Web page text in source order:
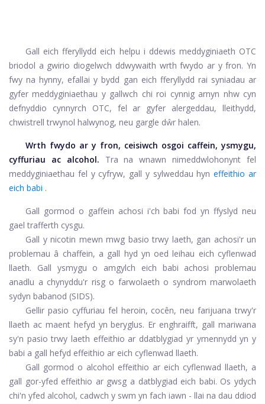
Gall eich fferyllydd eich helpu i ddewis meddyginiaeth OTC
briodol a gwirio diogelwch ddwywaith wrth fwydo ar y fron. Yn
fwy na hynny, efallai y bydd gan eich fferyllydd rai syniadau ar
gyfer meddyginiaethau y gallwch chi roi cynnig arnyn nhw cyn
defnyddio cynnyrch OTC, fel ar gyfer alergeddau, lleithydd,
chwistrell trwynol halwynog, neu gargle dŵr halen.
Wrth fwydo ar y fron, ceisiwch osgoi caffein, ysmygu,
cyffuriau ac alcohol.
Tra na wnawn nimeddwlohonynt fel
meddyginiaethau fel y cyfryw, gall y sylweddau hyn effeithio ar
eich babi .
Gall gormod o gaffein achosi i'ch babi fod yn ffyslyd neu
gael trafferth cysgu.
Gall y nicotin mewn mwg basio trwy laeth, gan achosi'r un
problemau â chaffein, a gall hyd yn oed leihau eich cyflenwad
llaeth. Gall ysmygu o amgylch eich babi achosi problemau
anadlu a chynyddu'r risg o farwolaeth o syndrom marwolaeth
sydyn babanod (SIDS).
Gellir pasio cyffuriau fel heroin, cocên, neu farijuana trwy'r
llaeth ac maent hefyd yn beryglus. Er enghraifft, gall mariwana
sy'n pasio trwy laeth effeithio ar ddatblygiad yr ymennydd yn y
babi a gall hefyd effeithio ar eich cyflenwad llaeth.
Gall gormod o alcohol effeithio ar eich cyflenwad llaeth, a
gall gor-yfed effeithio ar gwsg a datblygiad eich babi. Os ydych
chi'n yfed alcohol, cadwch y swm yn fach iawn - llai na dau ddiod